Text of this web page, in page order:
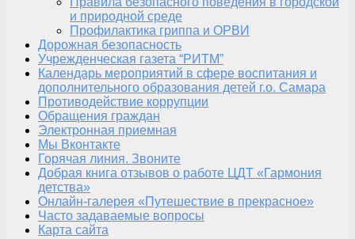
и природной среде
Профилактика гриппа и ОРВИ
Дорожная безопасность
Учрежденческая газета “РИТМ”
Календарь мероприятий в сфере воспитания и
дополнительного образования детей г.о. Самара
Противодействие коррупции
Обращения граждан
Электронная приемная
Мы Вконтакте
Горячая линия. Звоните
Добрая книга отзывов о работе ЦДТ «Гармония
детства»
Онлайн-галерея «Путешествие в прекрасное»
Часто задаваемые вопросы
Карта сайта